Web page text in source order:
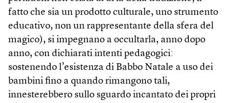
fatto che sia un prodotto culturale, uno strumento
educativo, non un rappresentante della sfera del
magico), si impegnano a occultarla, anno dopo
anno, con dichiarati intenti pedagogici:
sostenendo l’esistenza di Babbo Natale a uso dei
bambini fino a quando rimangono tali,
innesterebbero sullo sguardo incantato dei propri